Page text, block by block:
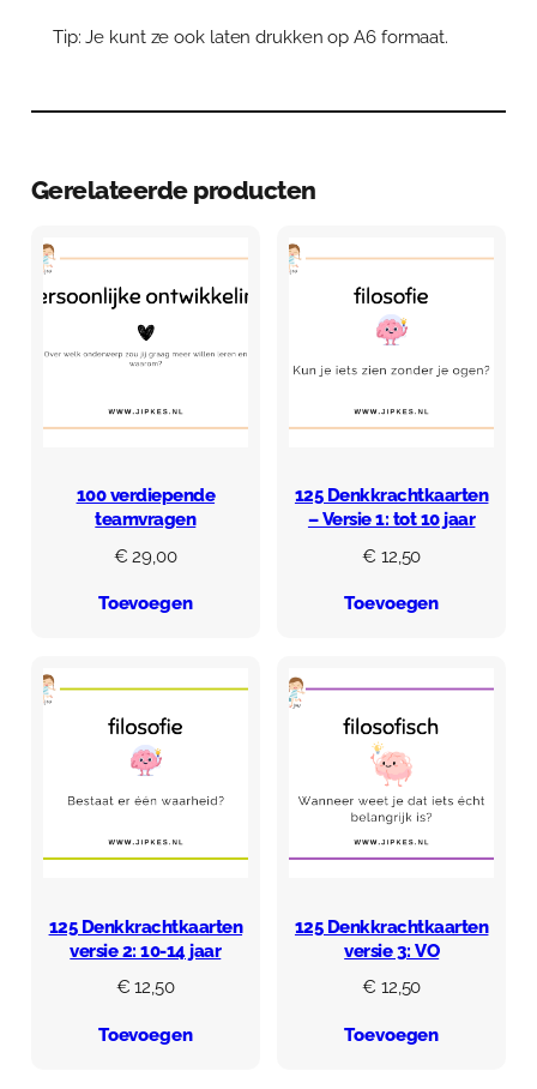
Tip: Je kunt ze ook laten drukken op A6 formaat.
Gerelateerde producten
100 verdiepende
teamvragen
€ 29,00
Toevoegen
125 Denkkrachtkaarten
– Versie 1: tot 10 jaar
€ 12,50
Toevoegen
125 Denkkrachtkaarten
versie 2: 10-14 jaar
€ 12,50
Toevoegen
125 Denkkrachtkaarten
versie 3: VO
€ 12,50
Toevoegen